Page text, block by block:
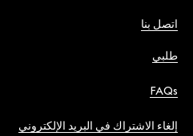
اتصل بنا
طلبي
FAQs
إلغاء الاشتراك في البريد الإلكتروني